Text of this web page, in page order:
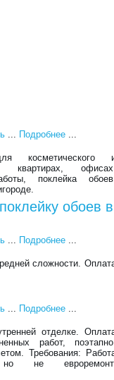
... Подробнее ...
косметического
квартирах,
поклейка
обоев в
... Подробнее ...
сложности.
... Подробнее ...
отделке.
работ,
Требования:
но не